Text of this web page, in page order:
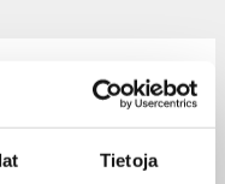
Tietoja